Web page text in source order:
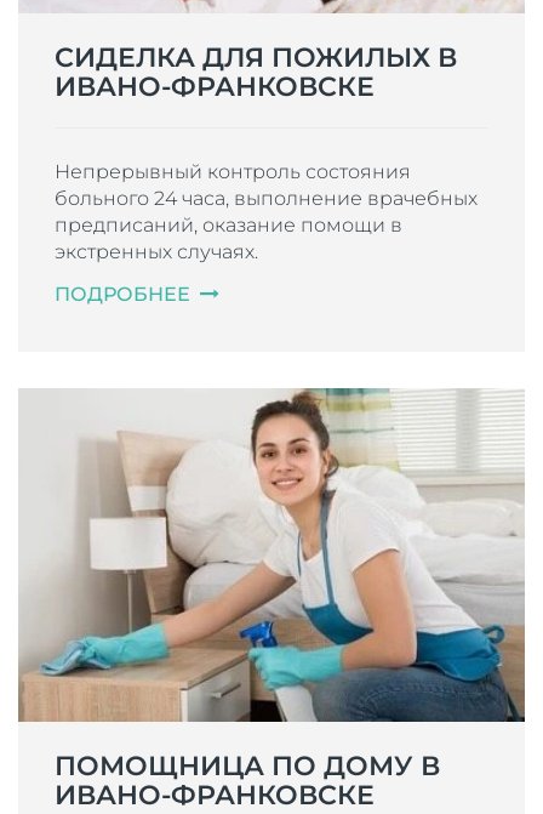
СИДЕЛКА ДЛЯ ПОЖИЛЫХ В
ИВАНО-ФРАНКОВСКЕ
Непрерывный контроль состояния
больного 24 часа, выполнение врачебных
предписаний, оказание помощи в
экстренных случаях.
ПОДРОБНЕЕ
ПОМОЩНИЦА ПО ДОМУ В
ИВАНО-ФРАНКОВСКЕ